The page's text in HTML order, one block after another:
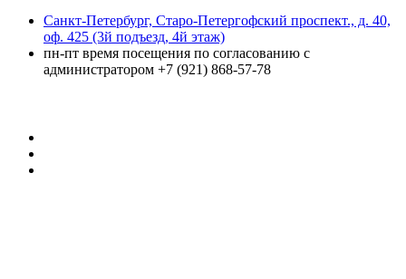
Санкт-Петербург, Старо-Петергофский проспект., д. 40,
оф. 425 (3й подъезд, 4й этаж)
пн-пт время посещения по согласованию с
администратором +7 (921) 868-57-78